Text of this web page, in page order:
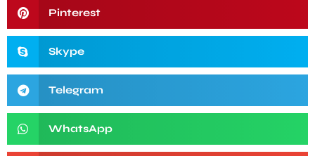
Pinterest
Skype
Telegram
WhatsApp